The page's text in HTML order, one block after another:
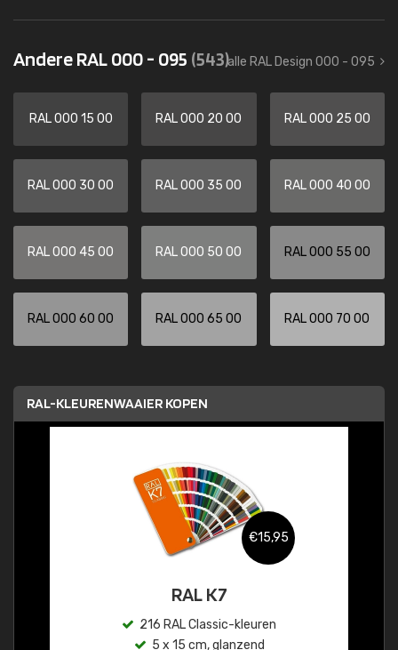
Andere RAL 000 - 095 (543)alle RAL Design 000 - 095
RAL 000 15 00 RAL 000 20 00 RAL 000 25 00
RAL 000 30 00 RAL 000 35 00 RAL 000 40 00
RAL 000 45 00 RAL 000 50 00 RAL 000 55 00
RAL 000 60 00 RAL 000 65 00 RAL 000 70 00
RAL-KLEURENWAAIER KOPEN
€15,95
RAL K7
216 RAL Classic-kleuren
5 x 15 cm, glanzend